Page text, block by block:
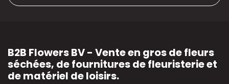
B2B Flowers BV - Vente en gros de fleurs
séchées, de fournitures de fleuristerie et
de matériel de loisirs.